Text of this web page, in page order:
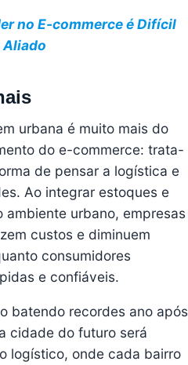
no E-commerce é Difícil
Aliado
urbana é muito mais do
do e-commerce: trata-
de pensar a logística e
Ao integrar estoques e
urbano, empresas
custos e diminuem
consumidores
e confiáveis.
batendo recordes ano após
cidade do futuro será
logístico, onde cada bairro